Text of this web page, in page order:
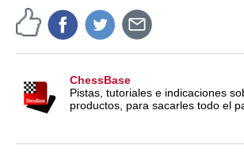
ChessBase
Pistas, tutoriales e indicaciones
productos, para sacarles todo el